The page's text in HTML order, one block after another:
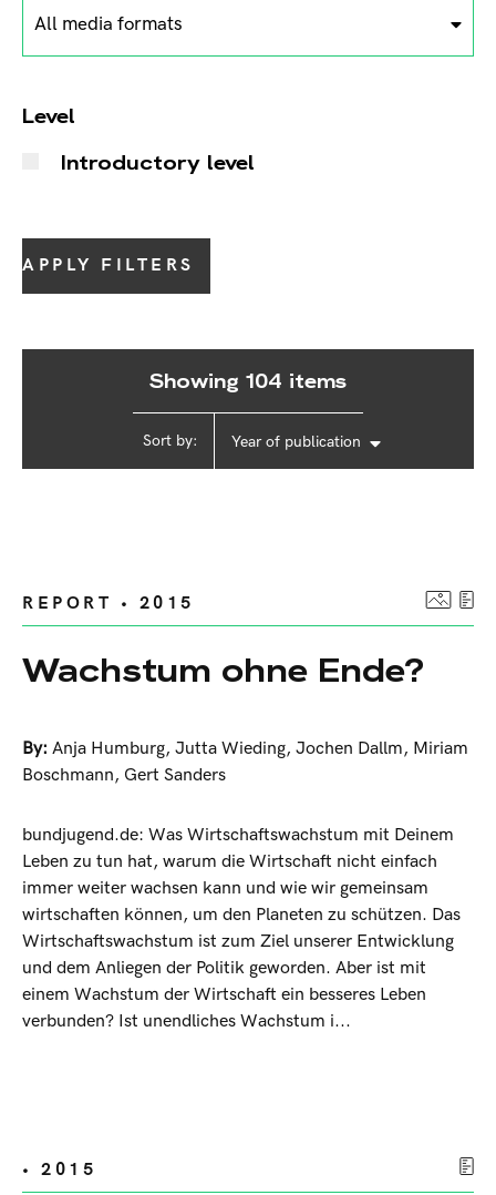
All media formats
Level
Introductory level
APPLY FILTERS
Showing 104 items
Sort by: Year of publication
REPORT • 2015
Wachstum ohne Ende?
By: Anja Humburg, Jutta Wieding, Jochen Dallm, Miriam
Boschmann, Gert Sanders
bundjugend.de: Was Wirtschaftswachstum mit Deinem
Leben zu tun hat, warum die Wirtschaft nicht einfach
immer weiter wachsen kann und wie wir gemeinsam
wirtschaften können, um den Planeten zu schützen. Das
Wirtschaftswachstum ist zum Ziel unserer Entwicklung
und dem Anliegen der Politik geworden. Aber ist mit
einem Wachstum der Wirtschaft ein besseres Leben
verbunden? Ist unendliches Wachstum i...
• 2015